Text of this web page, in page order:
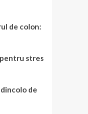
de colon:
stres
de